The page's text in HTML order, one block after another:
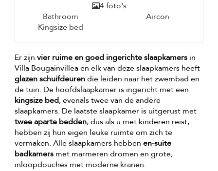
4 foto's
Bathroom
Aircon
Kingsize bed
Er zijn vier ruime en goed ingerichte slaapkamers in
Villa Bougainvillea en elk van deze slaapkamers heeft
glazen schuifdeurendie leiden naar het zwembad en
de tuin. De hoofdslaapkamer is ingericht met een
kingsize bed, evenals twee van de andere
slaapkamers. De laatste slaapkamer is uitgerust met
twee aparte bedden, dus als u met kinderen reist,
hebben zij hun eigen leuke ruimte om zich te
vermaken. Alle slaapkamers hebben en-suite
badkamers met marmeren dromen en grote,
inloopdouches met moderne kranen.